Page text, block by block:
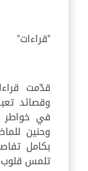
"قراءات"
قدّمت
وقصائد
في خواطر
وحنين
بكامل
تلمس